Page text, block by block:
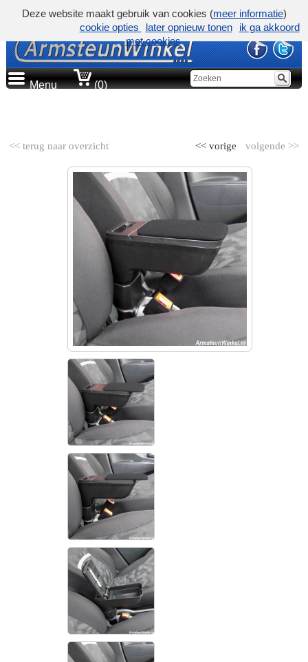
Menu (0)
<< terug naar overzicht volgende >>
<< vorige
Deze website maakt gebruik van cookies (meer informatie)
cookie opties
later opnieuw tonen
ik ga akkoord
met cookies